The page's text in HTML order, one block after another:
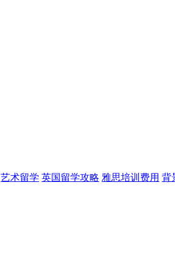
艺术留学 英国留学攻略 雅思培训费用 背